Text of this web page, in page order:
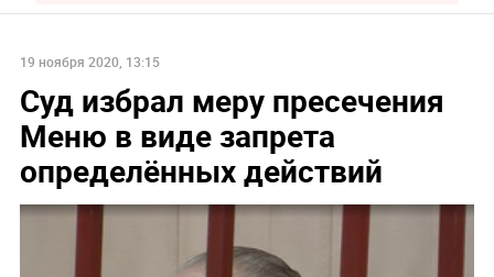
19 ноября 2020, 13:15
Суд избрал меру пресечения
Меню в виде запрета
определённых действий